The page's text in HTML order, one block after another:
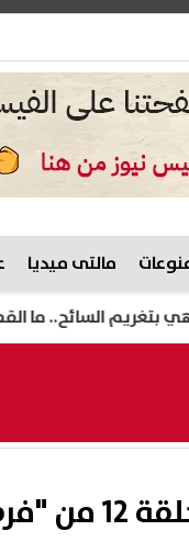
مالتى ميديا
ما القصة؟
ياسين يتزوج شيرين بدون علم العائلة